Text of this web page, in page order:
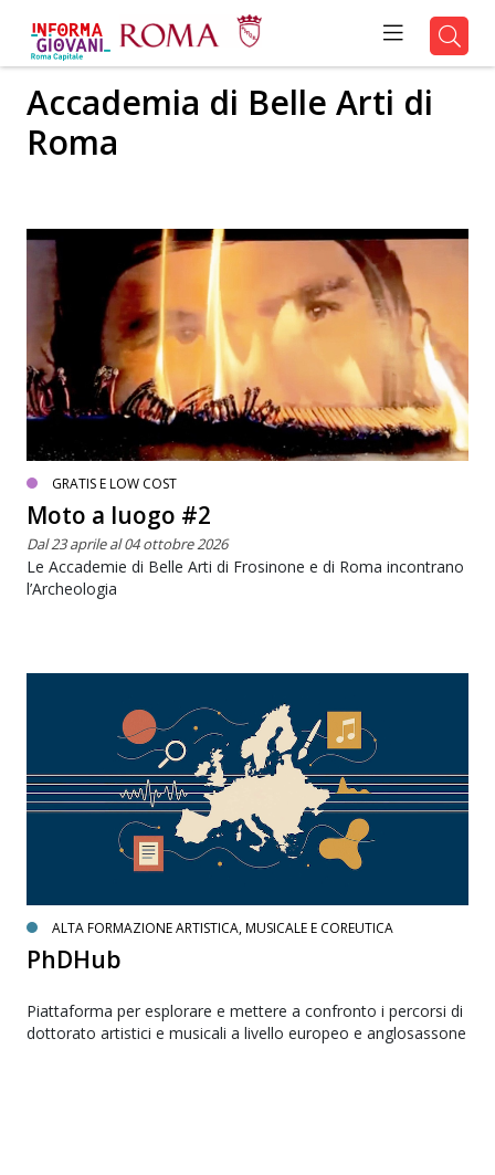
Accademia di Belle Arti di
Roma
GRATIS E LOW COST
Moto a luogo #2
Dal 23 aprile al 04 ottobre 2026
Le Accademie di Belle Arti di Frosinone e di Roma incontrano
l’Archeologia
ALTA FORMAZIONE ARTISTICA, MUSICALE E COREUTICA
PhDHub
Piattaforma per esplorare e mettere a confronto i percorsi di
dottorato artistici e musicali a livello europeo e anglosassone